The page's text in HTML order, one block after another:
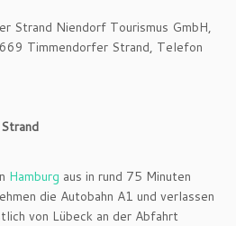
Strand Niendorf Tourismus GmbH,
Timmendorfer Strand, Telefon
Hamburg aus in rund 75 Minuten
die Autobahn A1 und verlassen
von Lübeck an der Abfahrt